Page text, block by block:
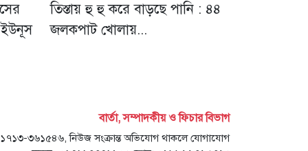
ইউনূস
তিস্তায় হু হু করে বাড়ছে পানি : ৪৪
জলকপাট খোলায়...
বার্তা, সম্পাদকীয় ও ফিচার বিভাগ
৩৬১৫৪৬, নিউজ সংক্রান্ত অভিযোগ থাকলে যোগাযোগ